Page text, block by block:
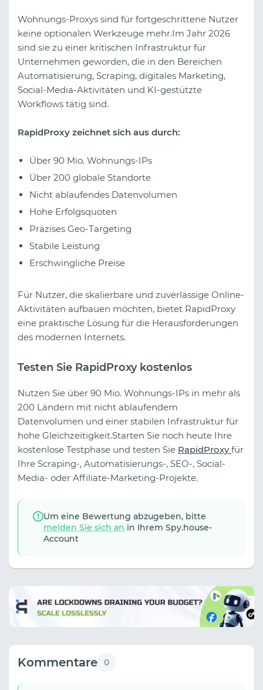
Wohnungs-Proxys sind für fortgeschrittene Nutzer
keine optionalen Werkzeuge mehr.Im Jahr 2026
sind sie zu einer kritischen Infrastruktur für
Unternehmen geworden, die in den Bereichen
Automatisierung, Scraping, digitales Marketing,
Social-Media-Aktivitäten und KI-gestützte
Workflows tätig sind.
RapidProxy zeichnet sich aus durch:
Über 90 Mio. Wohnungs-IPs
Über 200 globale Standorte
Nicht ablaufendes Datenvolumen
Hohe Erfolgsquoten
Präzises Geo-Targeting
Stabile Leistung
Erschwingliche Preise
Für Nutzer, die skalierbare und zuverlässige Online-
Aktivitäten aufbauen möchten, bietet RapidProxy
eine praktische Lösung für die Herausforderungen
des modernen Internets.
Testen Sie RapidProxy kostenlos
Nutzen Sie über 90 Mio. Wohnungs-IPs in mehr als
200 Ländern mit nicht ablaufendem
Datenvolumen und einer stabilen Infrastruktur für
hohe Gleichzeitigkeit.Starten Sie noch heute Ihre
kostenlose Testphase und testen Sie RapidProxyfür
Ihre Scraping-, Automatisierungs-, SEO-, Social-
Media- oder Affiliate-Marketing-Projekte.
Um eine Bewertung abzugeben, bitte
melden Sie sich an in Ihrem Spy.house-
Account
Kommentare 0